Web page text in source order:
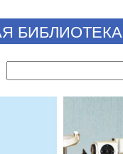
БИБЛИОТЕКА